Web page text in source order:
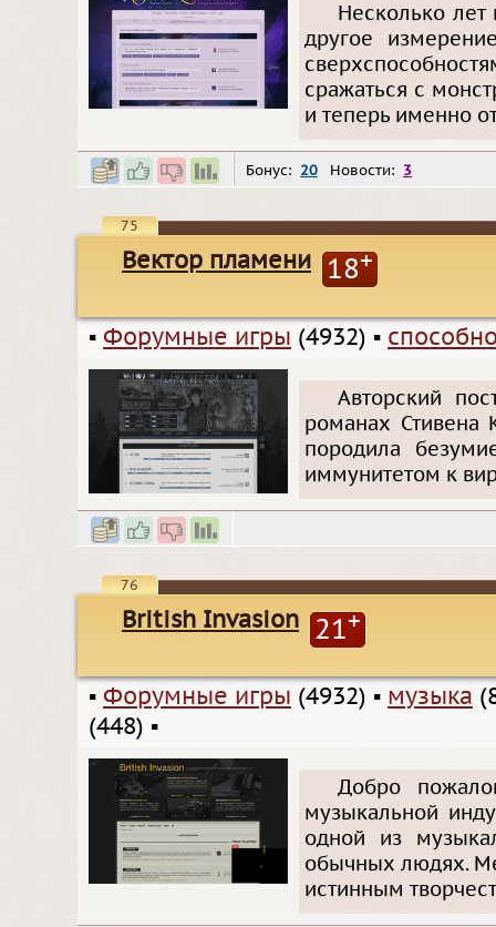
Несколько лет
другое
сражаться с
и теперь именно
Бонус: 20 Новости: 3
75
Вектор пламени 18+
▪ Форумные игры (4932) ▪
Авторский
романах Стивена
породила
иммунитетом к
76
British Invasion 21+
▪ Форумные игры (4932) ▪ музыка
(448) ▪
Добро
музыкальной
одной из
обычных людях.
истинным